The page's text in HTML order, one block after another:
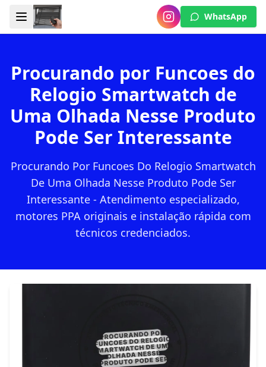
WhatsApp
Procurando por Funcoes do
Relogio Smartwatch de
Uma Olhada Nesse Produto
Pode Ser Interessante
Procurando Por Funcoes Do Relogio Smartwatch
De Uma Olhada Nesse Produto Pode Ser
Interessante - Atendimento especializado,
motores PPA originais e instalação rápida com
técnicos credenciados.